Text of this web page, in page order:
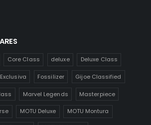
Core Class deluxe Deluxe Class
Exclusiva Fossilizer Gijoe Classified
Marvel Legends Masterpiece
MOTU Deluxe MOTU Montura